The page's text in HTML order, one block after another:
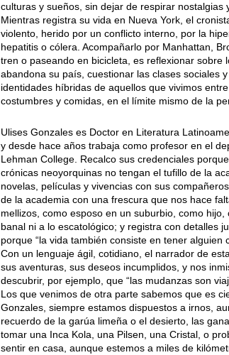
culturas y sueños, sin dejar de respirar nostalgias
Mientras registra su vida en Nueva York, el
violento, herido por un conflicto interno, por la
hepatitis o cólera. Acompañarlo por Manhattan,
tren o paseando en bicicleta, es reflexionar sobre
abandona su país, cuestionar las clases sociales
identidades híbridas de aquellos que vivimos
costumbres y comidas, en el límite mismo de la
Ulises Gonzales es Doctor en Literatura
y desde hace años trabaja como profesor en el
Lehman College. Recalco sus credenciales
crónicas neoyorquinas no tengan el tufillo de la
novelas, películas y vivencias con sus
de la academia con una frescura que nos hace
mellizos, como esposo en un suburbio, como
banal ni a lo escatológico; y registra con detalles
porque “la vida también consiste en tener alguien
Con un lenguaje ágil, cotidiano, el narrador de
sus aventuras, sus deseos incumplidos, y nos
descubrir, por ejemplo, que “las mudanzas son
Los que venimos de otra parte sabemos que es
Gonzales, siempre estamos dispuestos a irnos,
recuerdo de la garúa limeña o el desierto, las
tomar una Inca Kola, una Pilsen, una Cristal, o
sentir en casa, aunque estemos a miles de